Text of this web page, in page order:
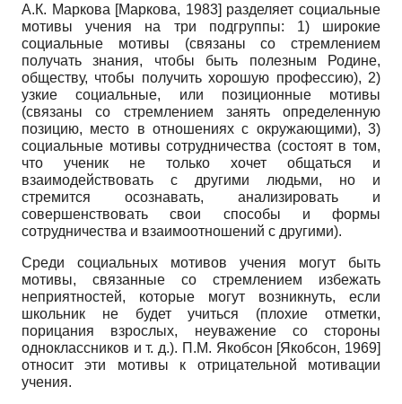
А.К. Маркова [Маркова, 1983] разделяет социальные
мотивы учения на три подгруппы: 1) широкие
социальные мотивы (связаны со стремлением
получать знания, чтобы быть полезным Родине,
обществу, чтобы получить хорошую профессию), 2)
узкие социальные, или позиционные мотивы
(связаны со стремлением занять определенную
позицию, место в отношениях с окружающими), 3)
социальные мотивы сотрудничества (состоят в том,
что ученик не только хочет общаться и
взаимодействовать с другими людьми, но и
стремится осознавать, анализировать и
совершенствовать свои способы и формы
сотрудничества и взаимоотношений с другими).
Среди социальных мотивов учения могут быть
мотивы, связанные со стремлением избежать
неприятностей, которые могут возникнуть, если
школьник не будет учиться (плохие отметки,
порицания взрослых, неуважение со стороны
одноклассников и т. д.). П.М. Якобсон [Якобсон, 1969]
относит эти мотивы к отрицательной мотивации
учения.